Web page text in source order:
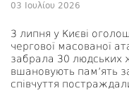
03 Ιουλίου 2026
3 липня у Києві
чергової масованої
забрала 30 людських
вшановують пам’ять
співчуття